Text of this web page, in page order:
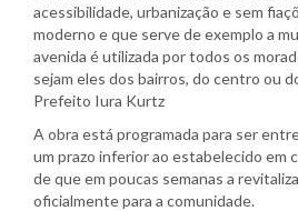
acessibilidade, urbanização e sem
moderno e que serve de exemplo a
avenida é utilizada por todos os
sejam eles dos bairros, do centro ou
Prefeito Iura Kurtz
A obra está programada para ser
um prazo inferior ao estabelecido em
de que em poucas semanas a
oficialmente para a comunidade.